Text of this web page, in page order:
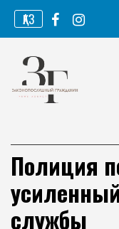
Перейти
содержимому
ҚАЗ
Полиция
службы